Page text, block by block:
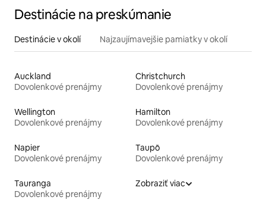
Destinácie na preskúmanie
Destinácie v okolí Najzaujímavejšie pamiatky v okolí
Auckland
Dovolenkové prenájmy
Christchurch
Dovolenkové prenájmy
Wellington
Dovolenkové prenájmy
Hamilton
Dovolenkové prenájmy
Napier
Dovolenkové prenájmy
Taupō
Dovolenkové prenájmy
Tauranga
Dovolenkové prenájmy
Zobraziť viac